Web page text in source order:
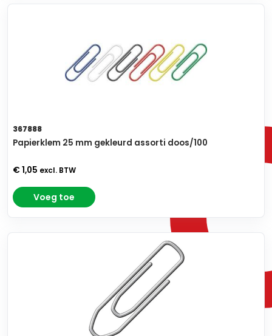
367888
Papierklem 25 mm gekleurd assorti doos/100
€ 1,05 excl. BTW
Voeg toe